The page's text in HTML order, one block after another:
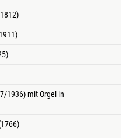
1936) mit Orgel in